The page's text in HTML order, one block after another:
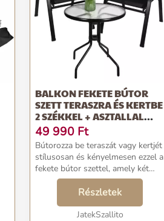
BALKON FEKETE BÚTOR
SZETT TERASZRA ÉS KERTBE
2 SZÉKKEL + ASZTALLAL
(BB-23461)
49 990 Ft
Bútorozza be teraszát vagy kertjét
stílusosan és kényelmesen ezzel a
fekete bútor szettel, amely két
széket és egy asztalt tartalmaz! Ez
a balkon bútor szett tökéletes
választás mindenki számára, aki ...
Részletek
JatekSzallito